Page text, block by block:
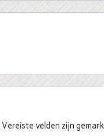
Vereiste velden zijn